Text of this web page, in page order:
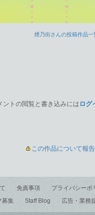
煙乃街さんの投稿作品一
ントの閲覧と書き込みには ログ
この作品について報
免責事項 プライバシーポ
募集 Staff Blog 広告・業務